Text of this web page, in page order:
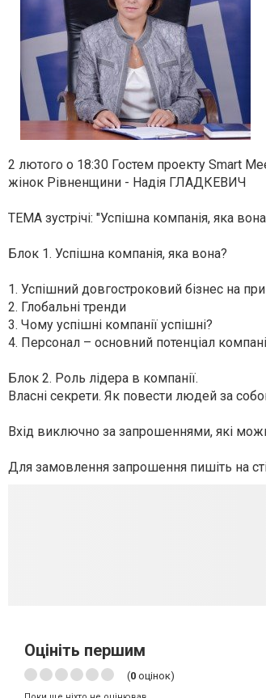
2 лютого о 18:30 Гостем проекту Smart
жінок Рівненщини - Надія ГЛАДКЕВИЧ
ТЕМА зустрічі: "Успішна компанія, яка
Блок 1. Успішна компанія, яка вона?
1. Успішний довгостроковий бізнес на
2. Глобальні тренди
3. Чому успішні компанії успішні?
4. Персонал – основний потенціал
Блок 2. Роль лідера в компанії.
Власні секрети. Як повести людей за
Вхід виключно за запрошеннями, які
Для замовлення запрошення пишіть на
Оцініть першим
(0 оцінок)